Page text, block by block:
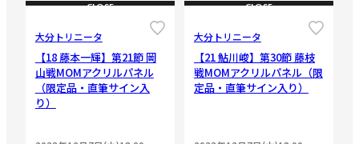
CLOSE
大分トリニータ
【18 藤本一輝】第21節 岡
山戦MOMアクリルパネル
（限定品・直筆サイン入
り）
CLOSE
大分トリニータ
【21 鮎川峻】第30節 藤枝
戦MOMアクリルパネル（限
定品・直筆サイン入り）